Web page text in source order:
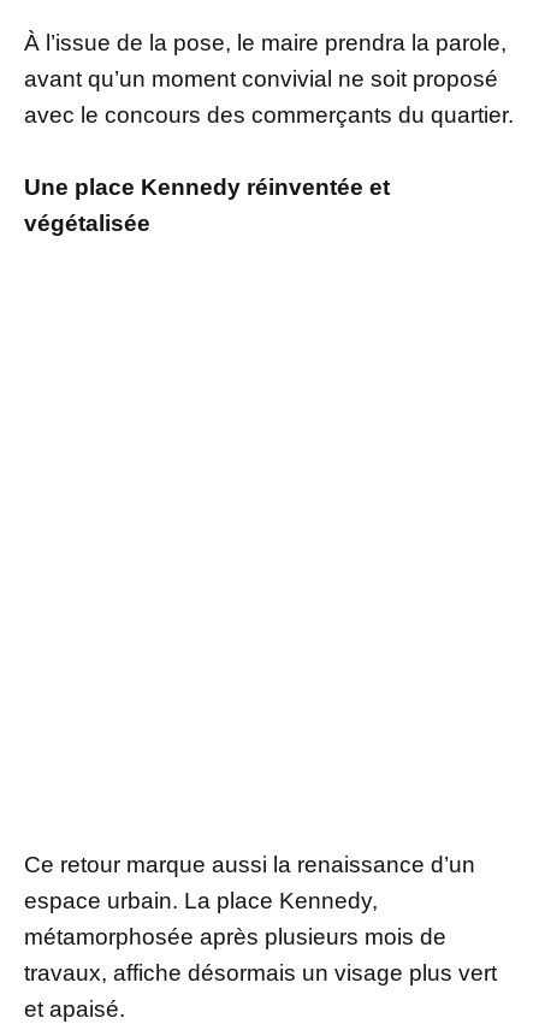
À l’issue de la pose, le maire prendra la parole,
avant qu’un moment convivial ne soit proposé
avec le concours des commerçants du quartier.
Une place Kennedy réinventée et
végétalisée
Ce retour marque aussi la renaissance d’un
espace urbain. La place Kennedy,
métamorphosée après plusieurs mois de
travaux, affiche désormais un visage plus vert
et apaisé.